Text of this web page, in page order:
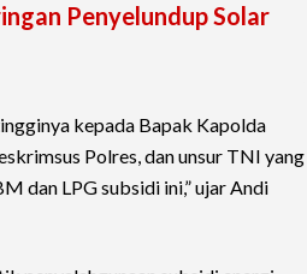
Penyelundup Solar
kepada Bapak Kapolda
Polres, dan unsur TNI yang
dan LPG subsidi ini,” ujar Andi